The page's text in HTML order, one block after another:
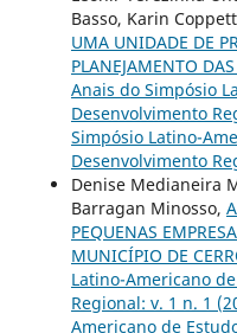
Basso, Karin
UMA UNIDADE DE
PLANEJAMENTO
Anais do Simpósio
Desenvolvimento
Simpósio Latino-
Desenvolvimento
Denise Medianeira
Barragan Minosso,
PEQUENAS
MUNICÍPIO DE
Latino-Americano
Regional: v. 1 n. 1
Americano de